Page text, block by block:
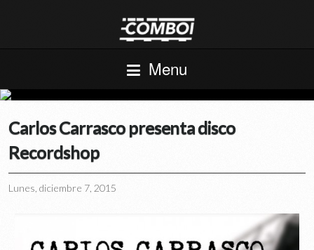
Menu
Carlos Carrasco presenta disco
Recordshop
Lunes, diciembre 7, 2015